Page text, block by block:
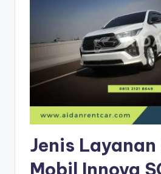
Jenis Layanan